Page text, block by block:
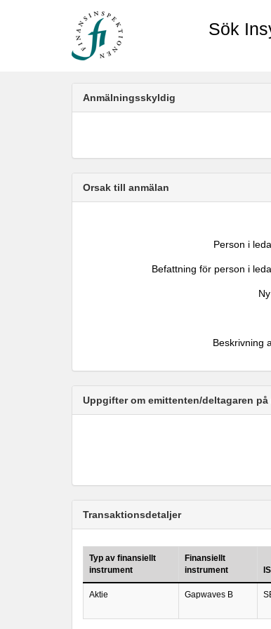
Sök
Anmälningsskyldig
Orsak till anmälan
Person i
Befattning för person i
Beskrivning
Uppgifter om emittenten/deltagaren
Transaktionsdetaljer
Typ av finansiellt
instrument
Finansiellt
instrument
Aktie Gapwaves B